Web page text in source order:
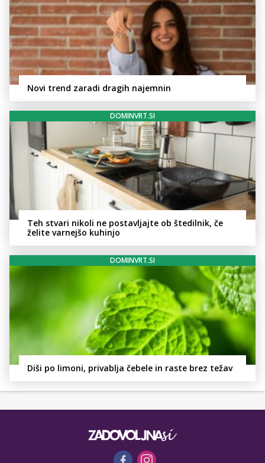
Novi trend zaradi dragih najemnin
DOMINVRT.SI
Teh stvari nikoli ne postavljajte ob štedilnik, če
želite varnejšo kuhinjo
DOMINVRT.SI
Diši po limoni, privablja čebele in raste brez težav